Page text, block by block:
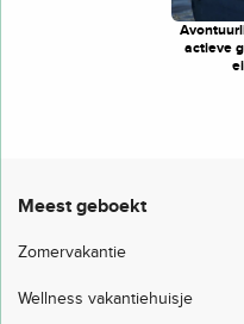
actieve
Meest geboekt
Zomervakantie
Wellness vakantiehuisje